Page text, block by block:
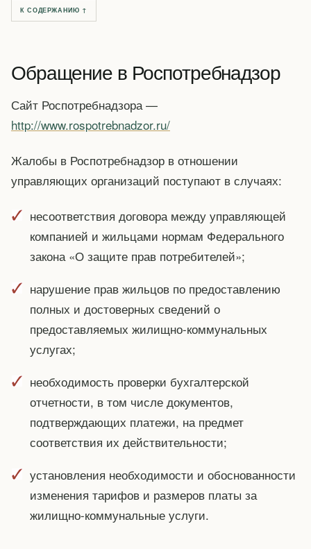
К СОДЕРЖАНИЮ ↑
Обращение в Роспотребнадзор
Сайт Роспотребнадзора —
http://www.rospotrebnadzor.ru/
Жалобы в Роспотребнадзор в отношении
управляющих организаций поступают в случаях:
несоответствия договора между управляющей
компанией и жильцами нормам Федерального
закона «О защите прав потребителей»;
нарушение прав жильцов по предоставлению
полных и достоверных сведений о
предоставляемых жилищно-коммунальных
услугах;
необходимость проверки бухгалтерской
отчетности, в том числе документов,
подтверждающих платежи, на предмет
соответствия их действительности;
установления необходимости и обоснованности
изменения тарифов и размеров платы за
жилищно-коммунальные услуги.